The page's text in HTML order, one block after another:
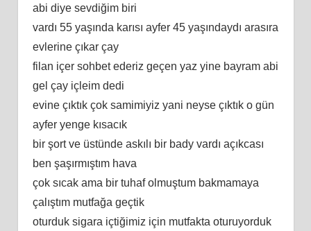
abi diye sevdiğim biri
vardı 55 yaşında karısı ayfer 45 yaşındaydı arasıra
evlerine çıkar çay
filan içer sohbet ederiz geçen yaz yine bayram abi
gel çay içleim dedi
evine çıktık çok samimiyiz yani neyse çıktık o gün
ayfer yenge kısacık
bir şort ve üstünde askılı bir bady vardı açıkcası
ben şaşırmıştım hava
çok sıcak ama bir tuhaf olmuştum bakmamaya
çalıştım mutfağa geçtik
oturduk sigara içtiğimiz için mutfakta oturuyorduk